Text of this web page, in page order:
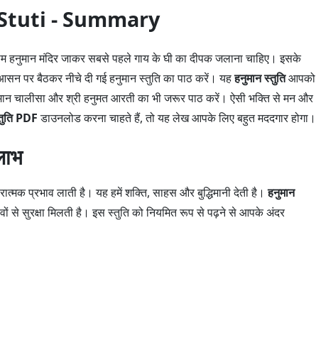
Stuti - Summary
हनुमान मंदिर जाकर सबसे पहले गाय के घी का दीपक जलाना चाहिए। इसके
पर बैठकर नीचे दी गई हनुमान स्तुति का पाठ करें। यहहनुमान स्तुतिआपको
चालीसा और श्री हनुमत आरती का भी जरूर पाठ करें। ऐसी भक्ति से मन और
PDFडाउनलोड करना चाहते हैं, तो यह लेख आपके लिए बहुत मददगार होगा।
प्रभाव लाती है। यह हमें शक्ति, साहस और बुद्धिमानी देती है।हनुमान
से सुरक्षा मिलती है। इस स्तुति को नियमित रूप से पढ़ने से आपके अंदर